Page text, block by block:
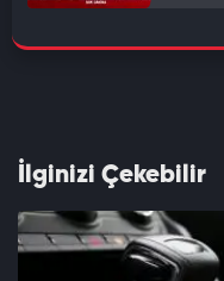
İlginizi Çekebilir